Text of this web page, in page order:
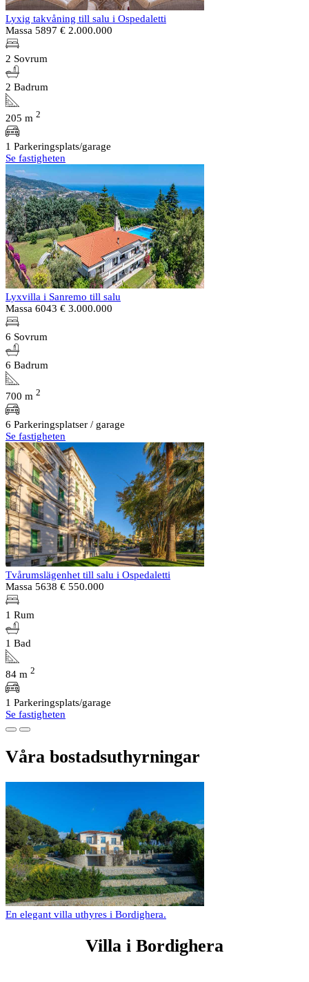
Lyxig takvåning till salu i Ospedaletti
Massa 5897 € 2.000.000
2 Sovrum
2 Badrum
205 m 2
1 Parkeringsplats/garage
Se fastigheten
Lyxvilla i Sanremo till salu
Massa 6043 € 3.000.000
6 Sovrum
6 Badrum
700 m 2
6 Parkeringsplatser / garage
Se fastigheten
Tvårumslägenhet till salu i Ospedaletti
Massa 5638 € 550.000
1 Rum
1 Bad
84 m 2
1 Parkeringsplats/garage
Se fastigheten
Våra bostadsuthyrningar
En elegant villa uthyres i Bordighera.
Villa i Bordighera